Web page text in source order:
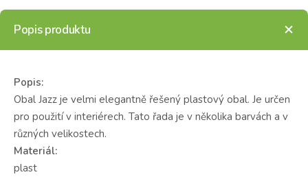
Popis produktu
Popis:
Obal Jazz je velmi elegantně řešený plastový obal. Je určen
pro použití v interiérech. Tato řada je v několika barvách a v
různých velikostech.
Materiál:
plast